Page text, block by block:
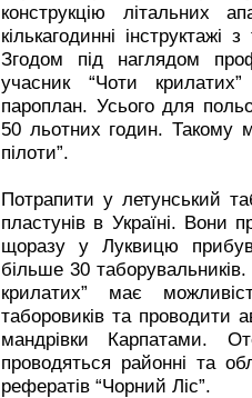
конструкцію літальних
кількагодинні інструктажі
Згодом під наглядом
учасник “Чоти
пароплан. Усього для
50 льотних годин. Такому
пілоти”.
Потрапити у летунський
пластунів в Україні. Вони
щоразу у Луквицю
більше 30
крилатих” має
таборовиків та проводити
мандрівки Карпатами.
проводяться районні та
рефератів “Чорний Ліс”.